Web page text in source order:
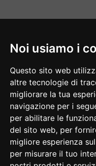
Noi usiamo i
Questo sito web
altre tecnologie di
migliorare la tua
navigazione per i
per abilitare le
del sito web, per
migliore esperienza
per misurare il tuo
88054 SERSALE CZ